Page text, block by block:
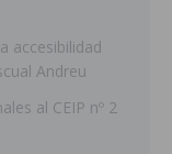
accesibilidad
Andreu
al CEIP nº 2